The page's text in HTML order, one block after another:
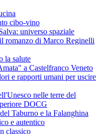
cibo-vino
universo spaziale
romanzo di Marco Reginelli
la salute
a Castelfranco Veneto
e rapporti umani per uscire
nelle terre del
DOCG
Taburno e la Falanghina
e autentico
classico